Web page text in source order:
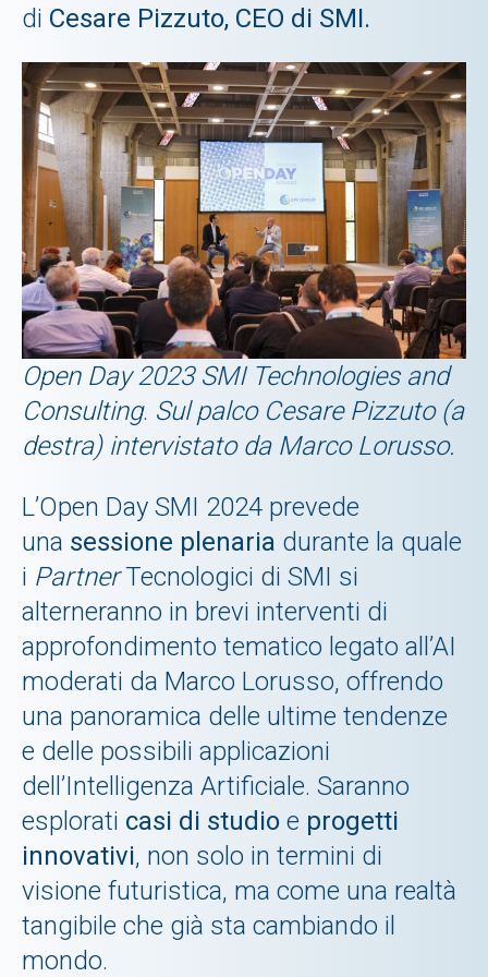
di Cesare Pizzuto, CEO di SMI.
Open Day 2023 SMI Technologies and
Consulting. Sul palco Cesare Pizzuto (a
destra) intervistato da Marco Lorusso.
L’Open Day SMI 2024 prevede
una sessione plenaria durante la quale
i PartnerTecnologici di SMI si
alterneranno in brevi interventi di
approfondimento tematico legato all’AI
moderati da Marco Lorusso, offrendo
una panoramica delle ultime tendenze
e delle possibili applicazioni
dell’Intelligenza Artificiale. Saranno
esplorati casi di studio e progetti
innovativi, non solo in termini di
visione futuristica, ma come una realtà
tangibile che già sta cambiando il
mondo.